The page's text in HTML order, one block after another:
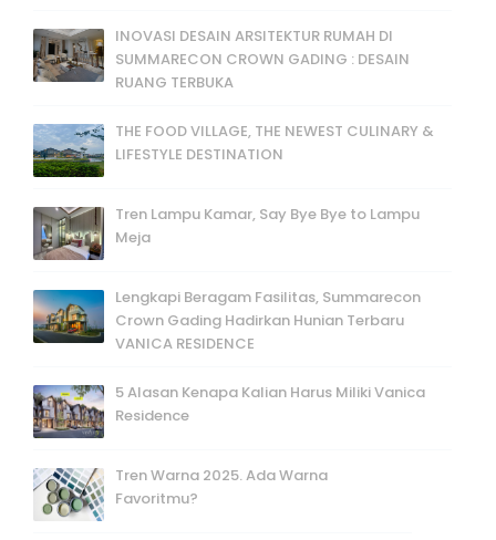
INOVASI DESAIN ARSITEKTUR RUMAH DI
SUMMARECON CROWN GADING : DESAIN
RUANG TERBUKA
THE FOOD VILLAGE, THE NEWEST CULINARY &
LIFESTYLE DESTINATION
Tren Lampu Kamar, Say Bye Bye to Lampu
Meja
Lengkapi Beragam Fasilitas, Summarecon
Crown Gading Hadirkan Hunian Terbaru
VANICA RESIDENCE
5 Alasan Kenapa Kalian Harus Miliki Vanica
Residence
Tren Warna 2025. Ada Warna
Favoritmu?